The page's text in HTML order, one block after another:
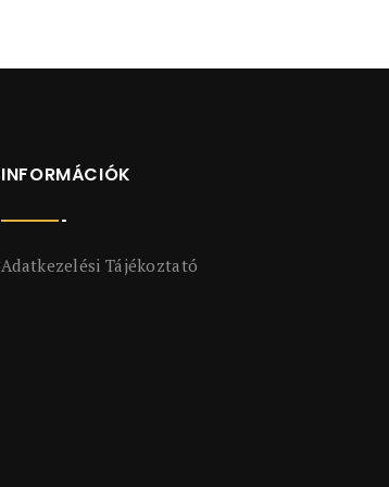
INFORMÁCIÓK
Adatkezelési Tájékoztató